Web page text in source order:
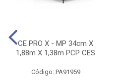
CE PRO X - MP 34cm X
1,88m X 1,38m PCP CES
Código: PA91959